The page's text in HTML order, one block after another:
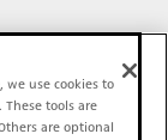
we use cookies to
tools are
are optional